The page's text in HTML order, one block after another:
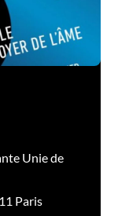
Unie de
Paris